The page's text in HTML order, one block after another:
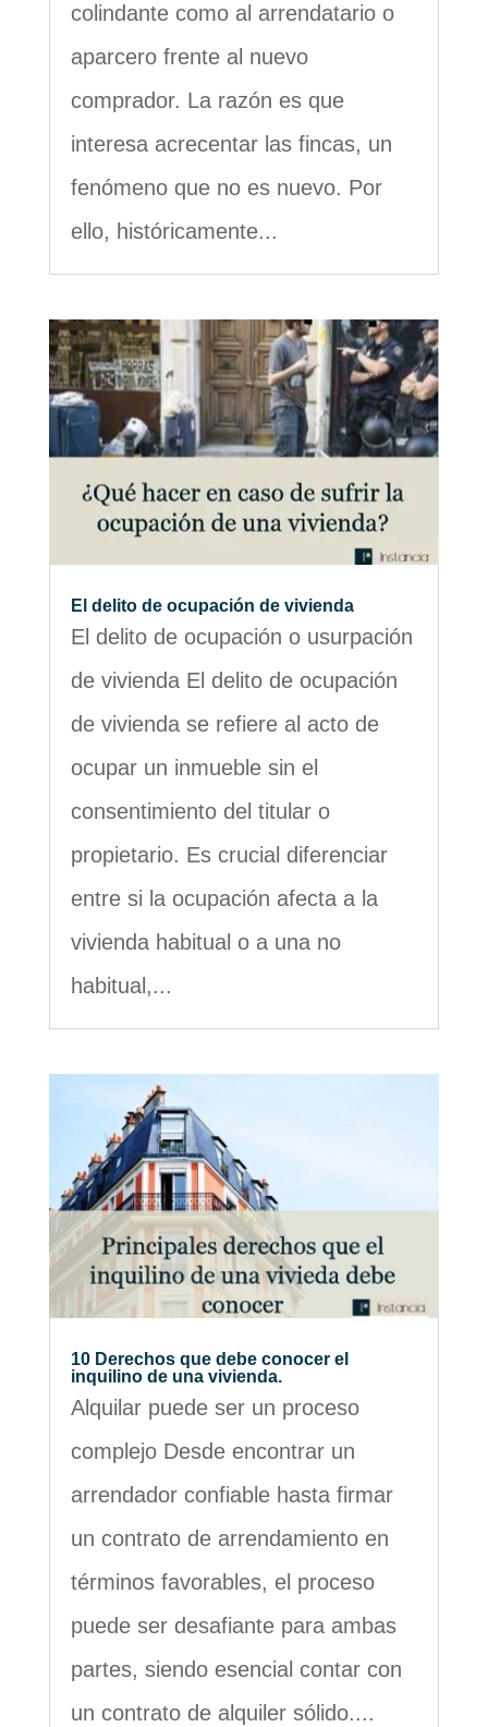
colindante como al arrendatario o
aparcero frente al nuevo
comprador. La razón es que
interesa acrecentar las fincas, un
fenómeno que no es nuevo. Por
ello, históricamente...
El delito de ocupación de vivienda
El delito de ocupación o usurpación
de vivienda El delito de ocupación
de vivienda se refiere al acto de
ocupar un inmueble sin el
consentimiento del titular o
propietario. Es crucial diferenciar
entre si la ocupación afecta a la
vivienda habitual o a una no
habitual,...
10 Derechos que debe conocer el
inquilino de una vivienda.
Alquilar puede ser un proceso
complejo Desde encontrar un
arrendador confiable hasta firmar
un contrato de arrendamiento en
términos favorables, el proceso
puede ser desafiante para ambas
partes, siendo esencial contar con
un contrato de alquiler sólido....